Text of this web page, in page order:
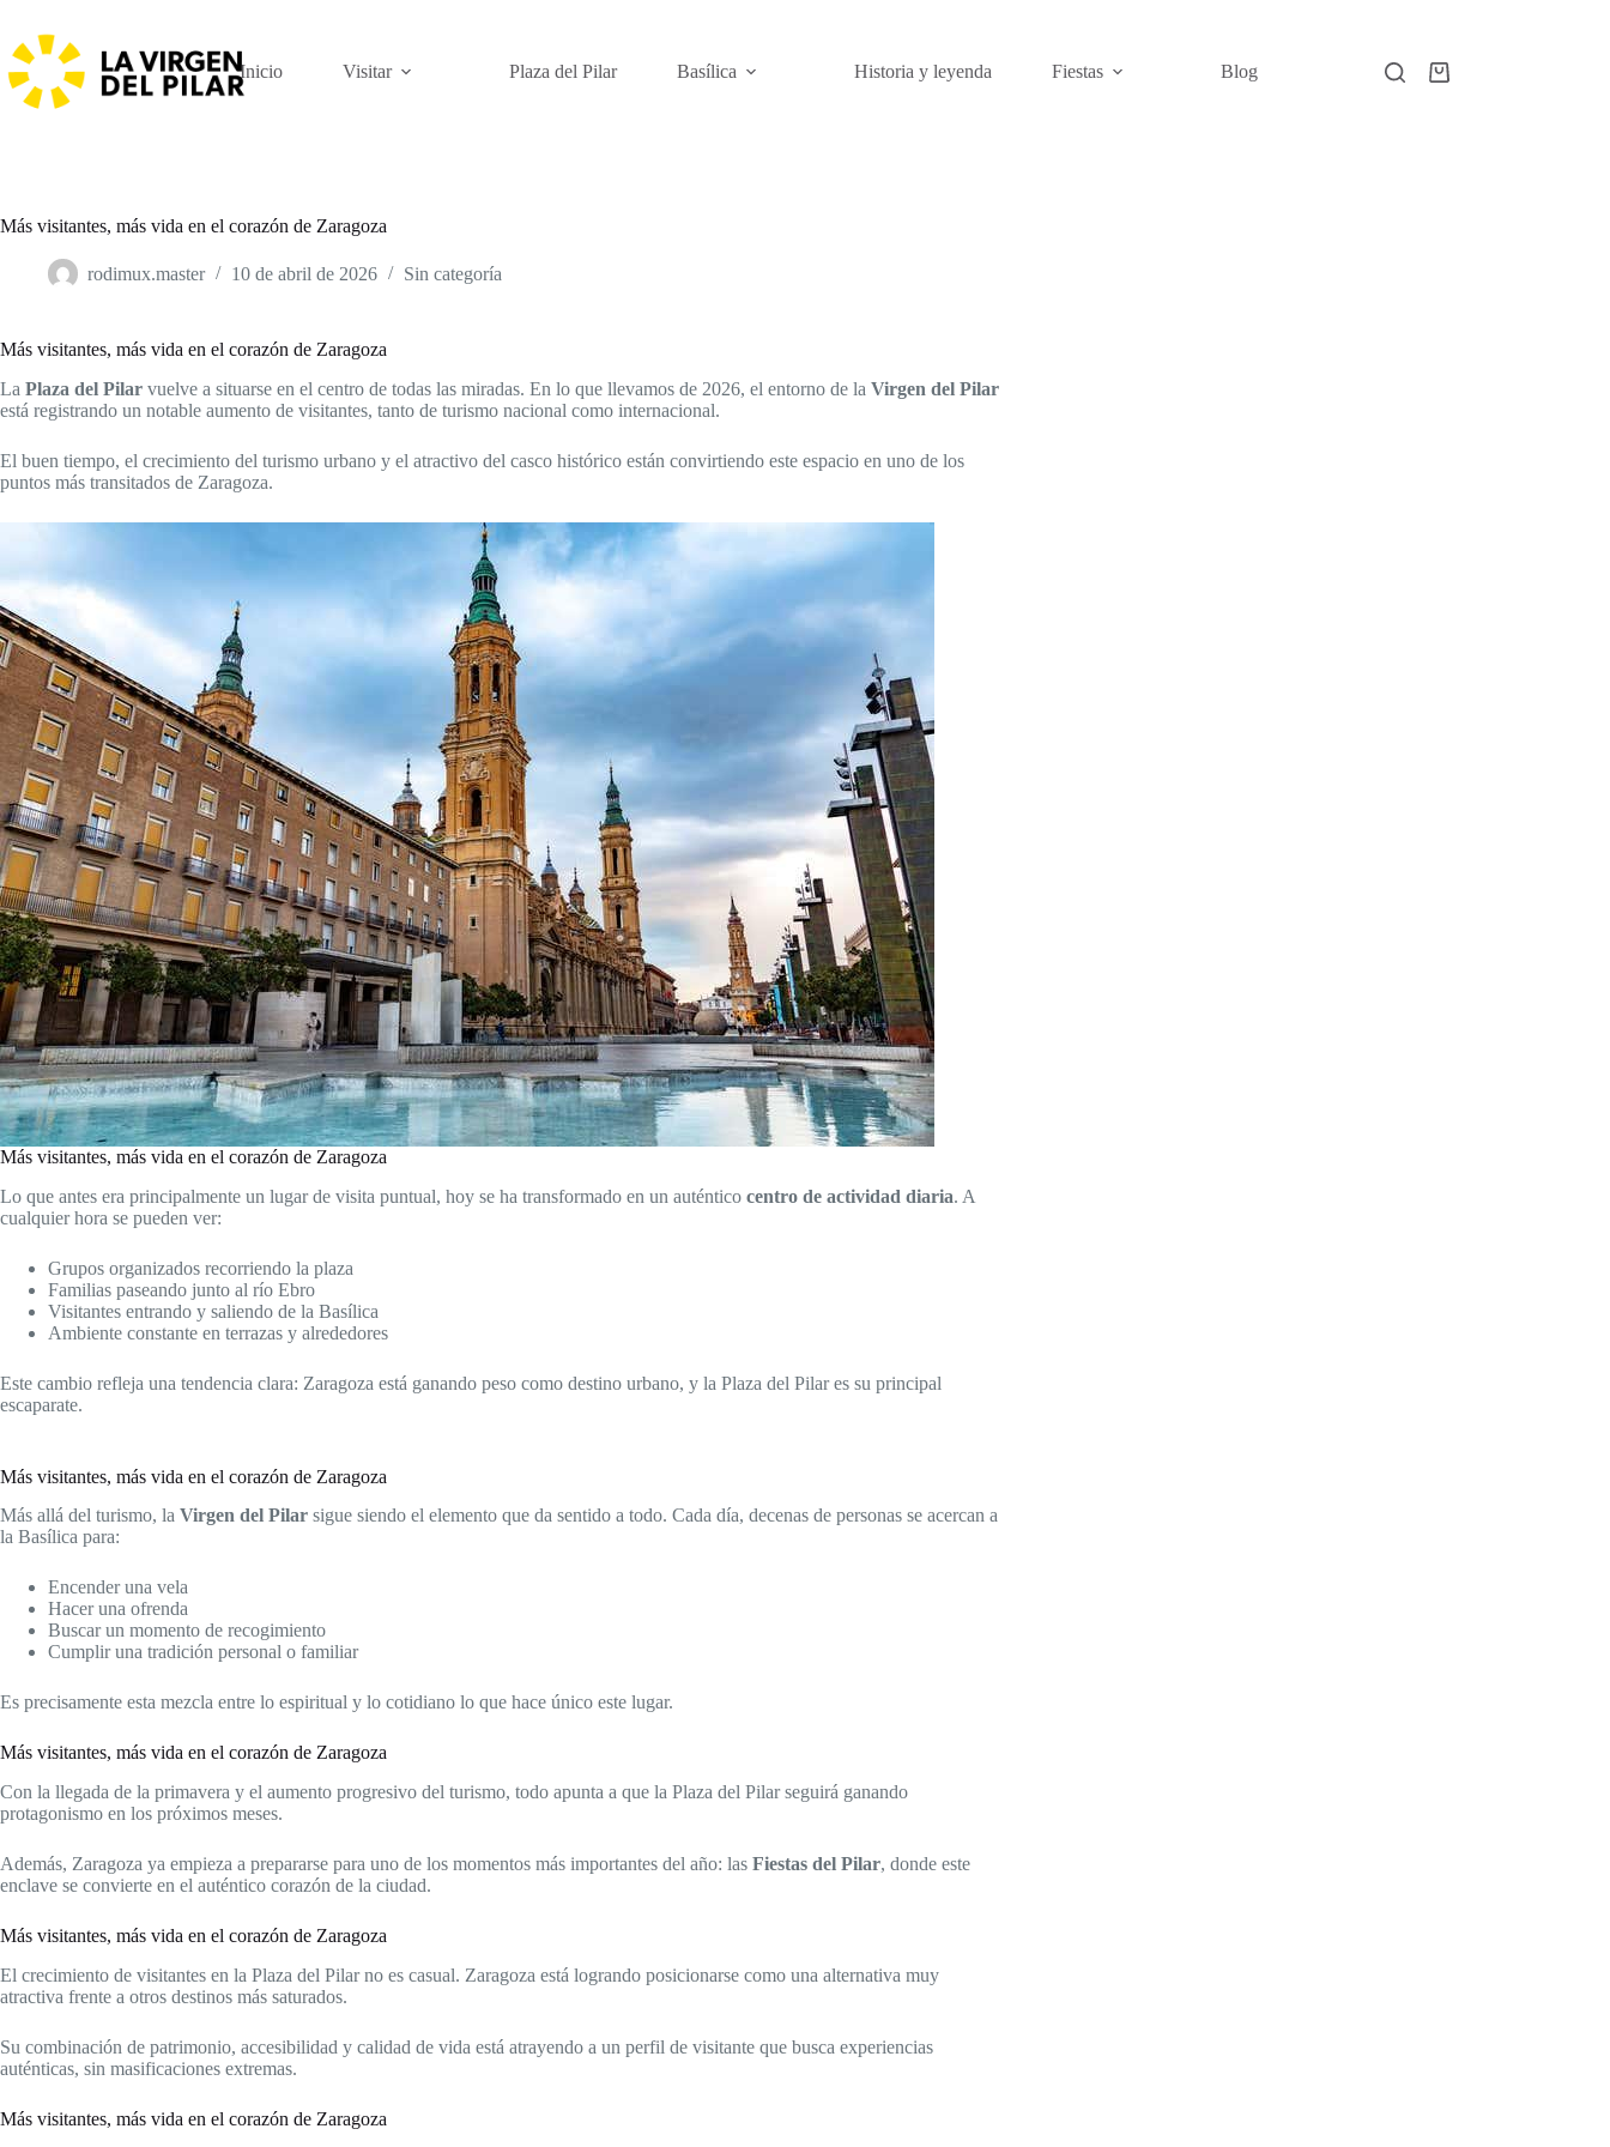
contenido
Inicio
Visitar Plaza del Pilar Basílica Historia y leyenda Fiestas Blog
Carro
Más visitantes, más vida en el corazón de Zaragoza
rodimux.master 10 de abril de 2026 Sin categoría
Más visitantes, más vida en el corazón de Zaragoza
La Plaza del Pilar vuelve a situarse en el centro de todas las miradas. En lo que llevamos de 2026, el entorno de la Virgen del Pilar
está registrando un notable aumento de visitantes, tanto de turismo nacional como internacional.
El buen tiempo, el crecimiento del turismo urbano y el atractivo del casco histórico están convirtiendo este espacio en uno de los
puntos más transitados de Zaragoza.
Más visitantes, más vida en el corazón de Zaragoza
Lo que antes era principalmente un lugar de visita puntual, hoy se ha transformado en un auténtico centro de actividad diaria. A
cualquier hora se pueden ver:
Grupos organizados recorriendo la plaza
Familias paseando junto al río Ebro
Visitantes entrando y saliendo de la Basílica
Ambiente constante en terrazas y alrededores
Este cambio refleja una tendencia clara: Zaragoza está ganando peso como destino urbano, y la Plaza del Pilar es su principal
escaparate.
Más visitantes, más vida en el corazón de Zaragoza
Más allá del turismo, la Virgen del Pilar sigue siendo el elemento que da sentido a todo. Cada día, decenas de personas se acercan a
la Basílica para:
Encender una vela
Hacer una ofrenda
Buscar un momento de recogimiento
Cumplir una tradición personal o familiar
Es precisamente esta mezcla entre lo espiritual y lo cotidiano lo que hace único este lugar.
Más visitantes, más vida en el corazón de Zaragoza
Con la llegada de la primavera y el aumento progresivo del turismo, todo apunta a que la Plaza del Pilar seguirá ganando
protagonismo en los próximos meses.
Además, Zaragoza ya empieza a prepararse para uno de los momentos más importantes del año: las Fiestas del Pilar, donde este
enclave se convierte en el auténtico corazón de la ciudad.
Más visitantes, más vida en el corazón de Zaragoza
El crecimiento de visitantes en la Plaza del Pilar no es casual. Zaragoza está logrando posicionarse como una alternativa muy
atractiva frente a otros destinos más saturados.
Su combinación de patrimonio, accesibilidad y calidad de vida está atrayendo a un perfil de visitante que busca experiencias
auténticas, sin masificaciones extremas.
Más visitantes, más vida en el corazón de Zaragoza